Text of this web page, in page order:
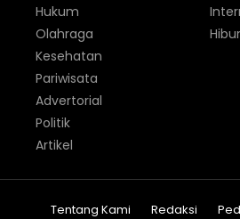
Hukum
Olahraga
Kesehatan
Pariwisata
Advertorial
Politik
Artikel
Tentang Kami Redaksi